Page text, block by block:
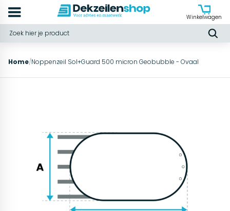
Winkelwagen
Home/Noppenzeil Sol+Guard 500 micron Geobubble - Ovaal